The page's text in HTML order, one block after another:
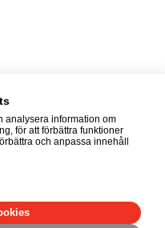
analysera information om
för att förbättra funktioner
och anpassa innehåll